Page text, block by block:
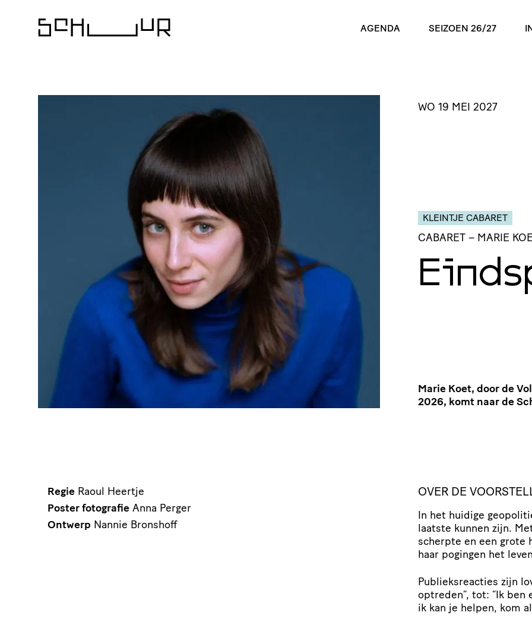
AGENDA SEIZOEN 26/27
WO 19 MEI 2027
KLEINTJE CABARET
CABARET – MARIE
Marie Koet, door de
2026, komt naar de
OVER DE
In het huidige
laatste kunnen zijn.
scherpte en een grote
haar pogingen het
Publieksreacties zijn
optreden”, tot: “Ik
ik kan je helpen, kom
Regie Raoul Heertje
Poster fotografie Anna Perger
Ontwerp Nannie Bronshoff